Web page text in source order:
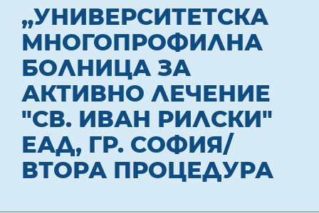
„УНИВЕРСИТЕТСКА
МНОГОПРОФИЛНА
БОЛНИЦА ЗА
АКТИВНО ЛЕЧЕНИЕ
"СВ. ИВАН РИЛСКИ"
ЕАД, ГР. СОФИЯ/
ВТОРА ПРОЦЕДУРА